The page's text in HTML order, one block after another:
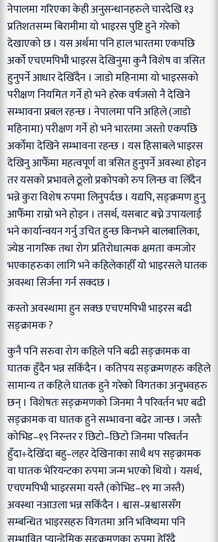
नेपालमा गरिएका केही अनुसन्धानहरुले चारदेखि १३
प्रतिशतसम्म बिरामीमा यो भाइरस पुष्टि हुने गरेको
देखाएको छ । यस अर्थमा पनि हाल भारतमा एकपछि
अर्को एचएमपिभी भाइरस देखिनुमा कुनै विशेष वा त्रसित
हुनुपर्ने आधार देखिँदैन । जाडो महिनामा यो भाइरसको
परीक्षण नियमित गर्ने हो भने हरेक वर्षजसो नै देखिने
सम्भावना प्रबल रहन्छ । नेपालमा पनि अहिले (जाडो
महिनामा) परीक्षण गर्ने हो भने भारतमा जस्तो एकपछि
अर्कोमा देखिने सम्भावना रहन्छ । यस हिसाबले भाइरस
देखिनु आफैँमा महत्वपूर्ण वा त्रसित हुनुपर्ने अवस्था होइन
तर यसको प्रभावले ठूलो प्रकोपको रुप लिन्छ वा लिँदैन
भन्ने कुरा विशेष रुपमा लिनुपर्दछ । यद्यपि, सङ्क्रमण हुनु
आफैँमा राम्रो भने होइन । तसर्थ, यसबाट बच्ने उपायलाई
भने कार्यान्वयन गर्नु उचित हुन्छ किनभने बालबालिका,
ज्येष्ठ नागरिक तथा रोग प्रतिरोधात्मक क्षमता कमजोर
भएकाहरुका लागि भने कहिलेकाहीँ यो भाइरसले घातक
अवस्था सिर्जना गर्न सक्दछ ।
कस्तो अवस्थामा हुन सक्छ एचएमपिभी भाइरस बढी
सङ्क्रामक ?
कुनै पनि सरुवा रोग कहिले पनि बढी सङ्क्रामक वा
घातक हुँदैन भन्न सकिँदैन । कतिपय सङ्क्रमणहरु कहिले
सामान्य त कहिले घातक हुने गरेको विगतका अनुभवहरु
छन् । विशेषतः सङ्क्रमणको जिनमा नै परिवर्तन भए बढी
सङ्क्रामक वा घातक हुने सम्भावना बढेर जान्छ । जस्तैः
कोभिड–१९ निरन्तर र छिटो–छिटो जिनमा परिवर्तन
हुँदा÷देखिँदा बहु–लहर देखिनाका साथै थप सङ्क्रामक
वा घातक भेरियन्टका रुपमा जन्म भएको थियो । यसर्थ,
एचएमपिभी भाइरसमा यस्तै (कोभिड–१९ मा जस्तै)
अवस्था नआउला भन्न सकिँदैन । श्वास–प्रश्वाससँग
सम्बन्धित भाइरसहरु विगतमा अनि भविष्यमा पनि